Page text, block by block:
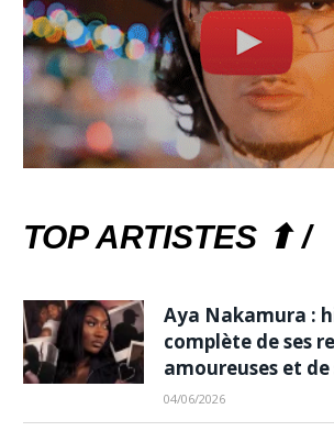
TOP ARTISTES ⬆ /
Aya Nakamura :
complète de ses
amoureuses et de
04/06/2026